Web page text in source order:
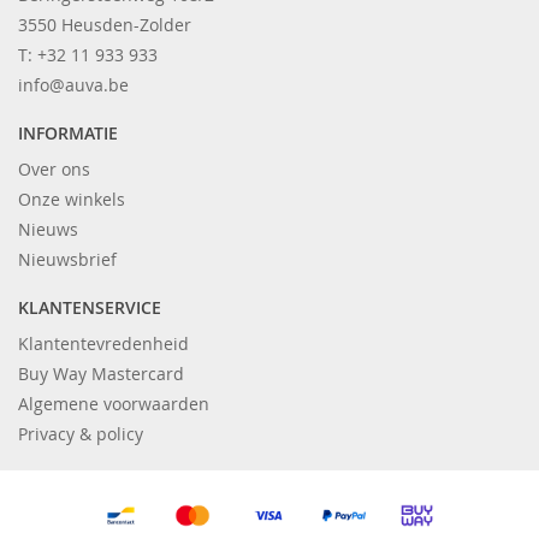
3550 Heusden-Zolder
T: +32 11 933 933
info@auva.be
INFORMATIE
Over ons
Onze winkels
Nieuws
Nieuwsbrief
KLANTENSERVICE
Klantentevredenheid
Buy Way Mastercard
Algemene voorwaarden
Privacy & policy